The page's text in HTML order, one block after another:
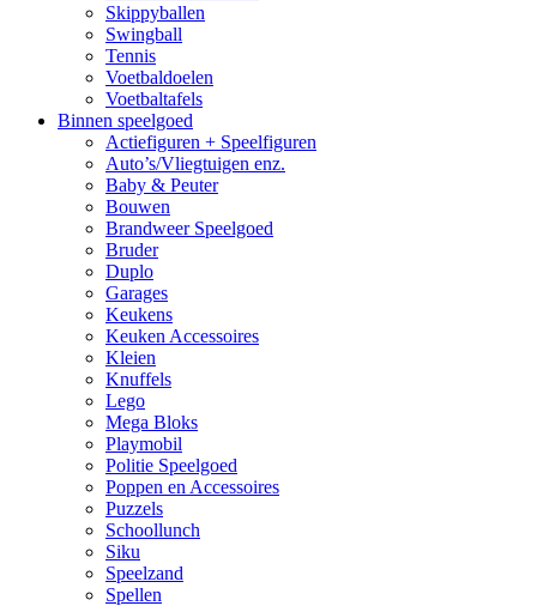
Skippyballen
Swingball
Tennis
Voetbaldoelen
Voetbaltafels
Binnen speelgoed
Actiefiguren + Speelfiguren
Auto’s/Vliegtuigen enz.
Baby & Peuter
Bouwen
Brandweer Speelgoed
Bruder
Duplo
Garages
Keukens
Keuken Accessoires
Kleien
Knuffels
Lego
Mega Bloks
Playmobil
Politie Speelgoed
Poppen en Accessoires
Puzzels
Schoollunch
Siku
Speelzand
Spellen